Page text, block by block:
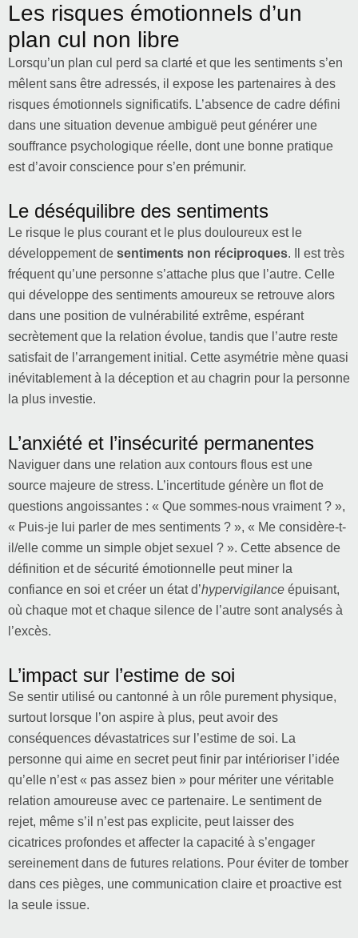
Les risques émotionnels d’un
plan cul non libre
Lorsqu’un plan cul perd sa clarté et que les sentiments s’en
mêlent sans être adressés, il expose les partenaires à des
risques émotionnels significatifs. L’absence de cadre défini
dans une situation devenue ambiguë peut générer une
souffrance psychologique réelle, dont une bonne pratique
est d’avoir conscience pour s’en prémunir.
Le déséquilibre des sentiments
Le risque le plus courant et le plus douloureux est le
développement de sentiments non réciproques. Il est très
fréquent qu’une personne s’attache plus que l’autre. Celle
qui développe des sentiments amoureux se retrouve alors
dans une position de vulnérabilité extrême, espérant
secrètement que la relation évolue, tandis que l’autre reste
satisfait de l’arrangement initial. Cette asymétrie mène quasi
inévitablement à la déception et au chagrin pour la personne
la plus investie.
L’anxiété et l’insécurité permanentes
Naviguer dans une relation aux contours flous est une
source majeure de stress. L’incertitude génère un flot de
questions angoissantes : « Que sommes-nous vraiment ? »,
« Puis-je lui parler de mes sentiments ? », « Me considère-t-
il/elle comme un simple objet sexuel ? ». Cette absence de
définition et de sécurité émotionnelle peut miner la
confiance en soi et créer un état d’hypervigilance épuisant,
où chaque mot et chaque silence de l’autre sont analysés à
l’excès.
L’impact sur l’estime de soi
Se sentir utilisé ou cantonné à un rôle purement physique,
surtout lorsque l’on aspire à plus, peut avoir des
conséquences dévastatrices sur l’estime de soi. La
personne qui aime en secret peut finir par intérioriser l’idée
qu’elle n’est « pas assez bien » pour mériter une véritable
relation amoureuse avec ce partenaire. Le sentiment de
rejet, même s’il n’est pas explicite, peut laisser des
cicatrices profondes et affecter la capacité à s’engager
sereinement dans de futures relations. Pour éviter de tomber
dans ces pièges, une communication claire et proactive est
la seule issue.